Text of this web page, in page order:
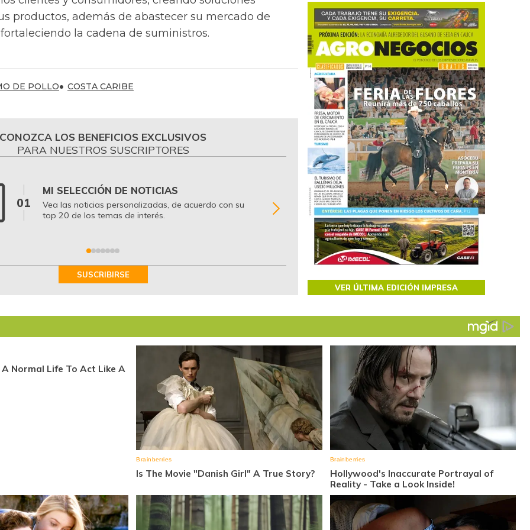
productos, además de abastecer su mercado de
la cadena de suministros.
DE POLLO COSTA CARIBE
CONOZCA LOS BENEFICIOS EXCLUSIVOS
PARA NUESTROS SUSCRIPTORES
01
MI SELECCIÓN DE NOTICIAS
Vea las noticias personalizadas, de acuerdo con su
top 20 de los temas de interés.
02
BITÁCORA EMPRESARIAL 10.000 LR
Recopilación clasificada por sectores
regiones del comportamiento general y
de las 10.000 primeras empresas en ventas
Colombia.
SUSCRIBIRSE
VER ÚLTIMA EDICIÓN IMPRESA